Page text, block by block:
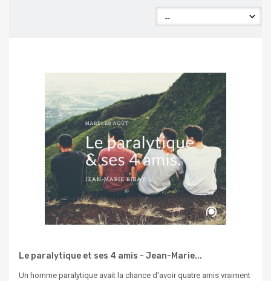
Le paralytique et ses 4 amis - Jean-Marie...
Un homme paralytique avait la chance d'avoir quatre amis vraiment